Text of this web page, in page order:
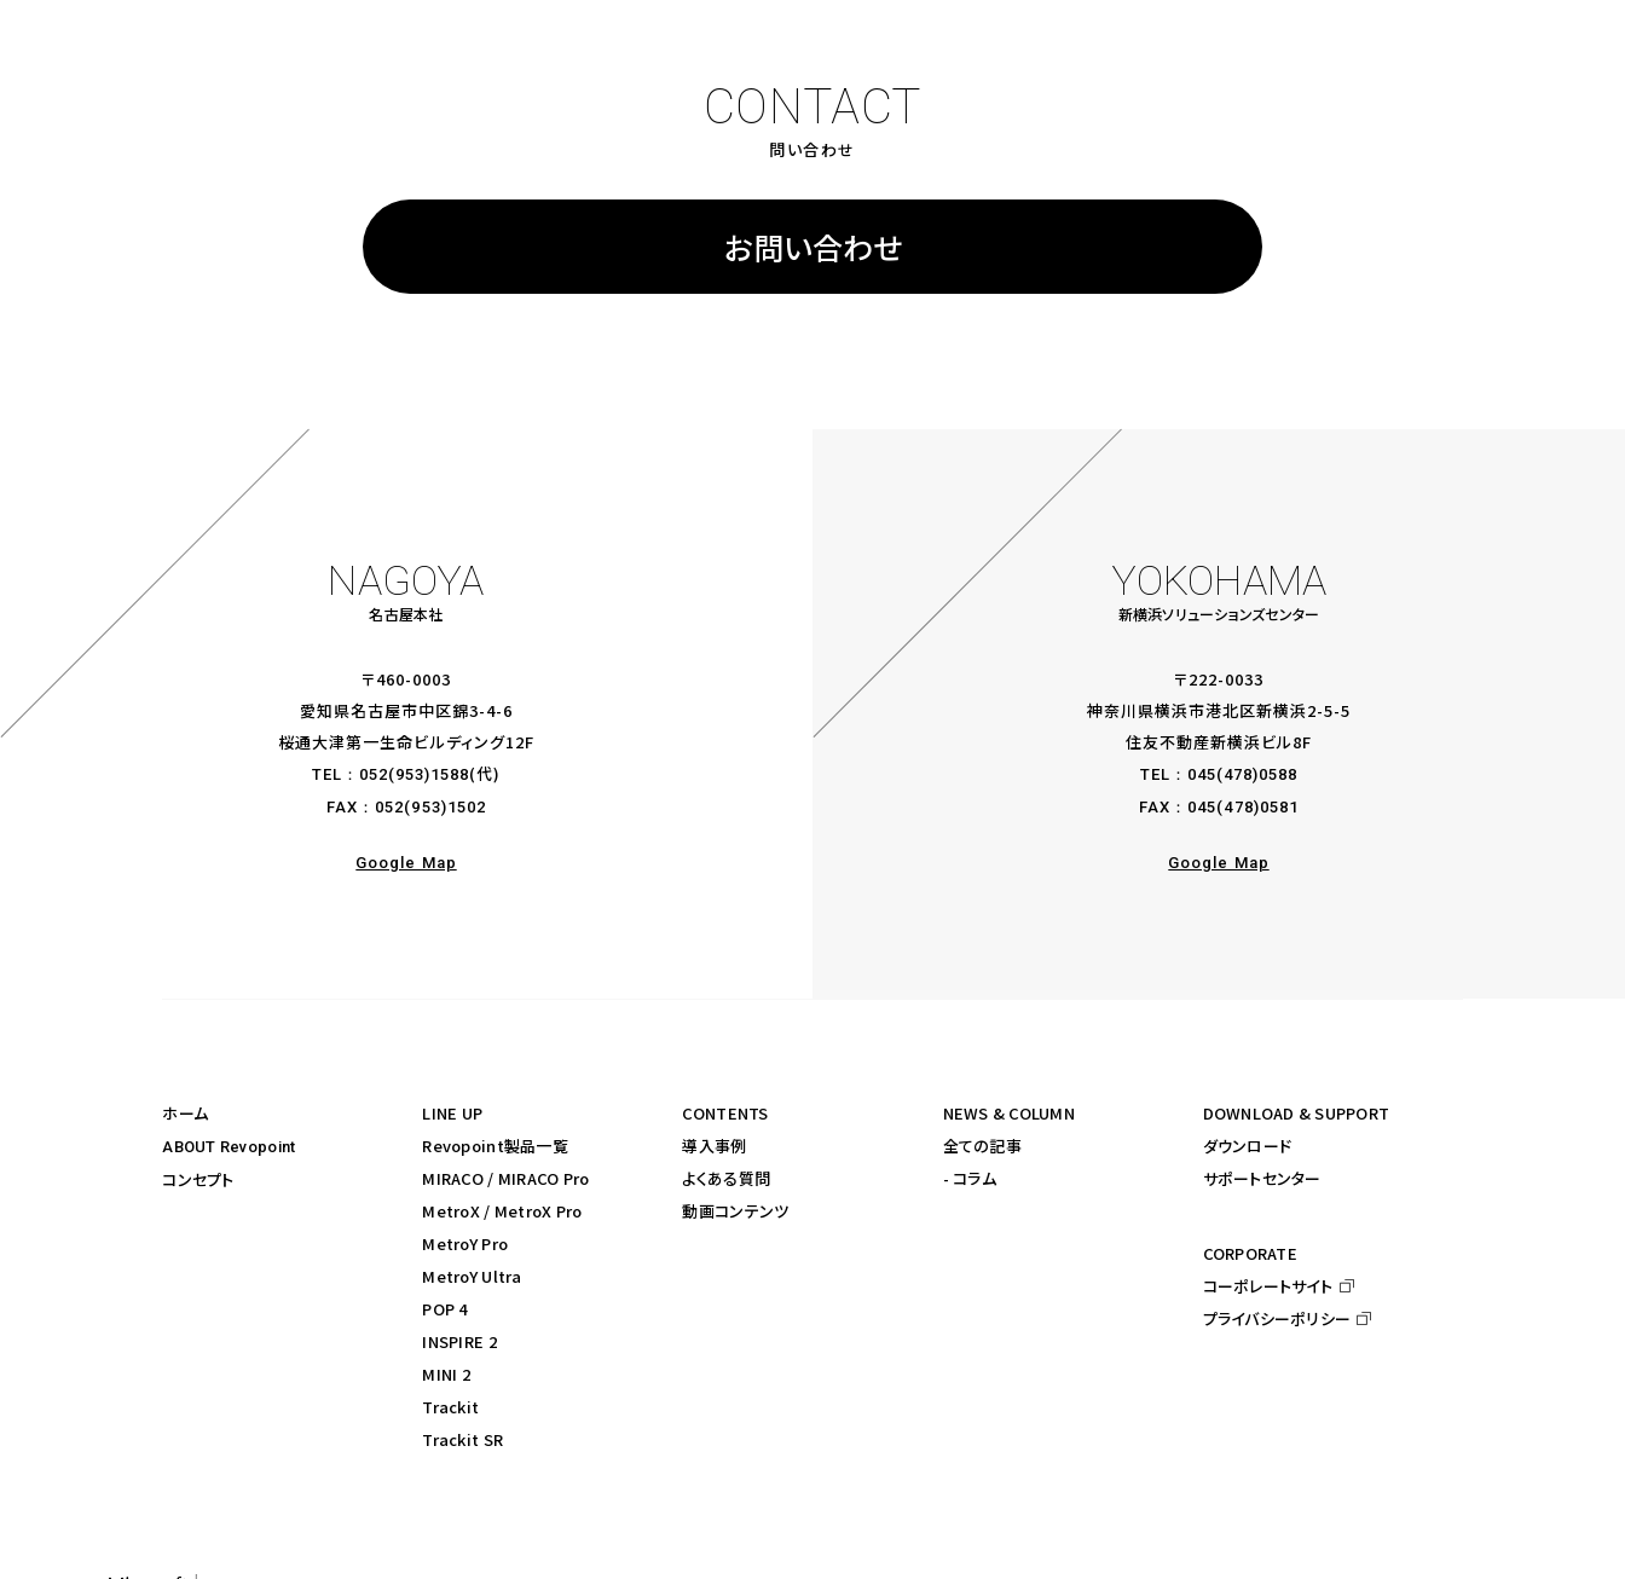
CONTACT
問い合わせ
お問い合わせ
NAGOYA
名古屋本社
〒460-0003
愛知県名古屋市中区錦3-4-6
桜通大津第一生命ビルディング12F
TEL： 052(953)1588(代)
FAX：052(953)1502
Google Map
YOKOHAMA
新横浜ソリューションズセンター
〒222-0033
神奈川県横浜市港北区新横浜2-5-5
住友不動産新横浜ビル8F
TEL： 045(478)0588
FAX：045(478)0581
Google Map
ホーム
ABOUT Revopoint
コンセプト
LINE UP
Revopoint製品一覧
MIRACO / MIRACO Pro
MetroX / MetroX Pro
MetroY Pro
MetroY Ultra
POP 4
INSPIRE 2
MINI 2
Trackit
Trackit SR
CONTENTS
導入事例
よくある質問
動画コンテンツ
NEWS & COLUMN
全ての記事
- コラム
DOWNLOAD & SUPPORT
ダウンロード
サポートセンター
CORPORATE
コーポレートサイト
プライバシーポリシー